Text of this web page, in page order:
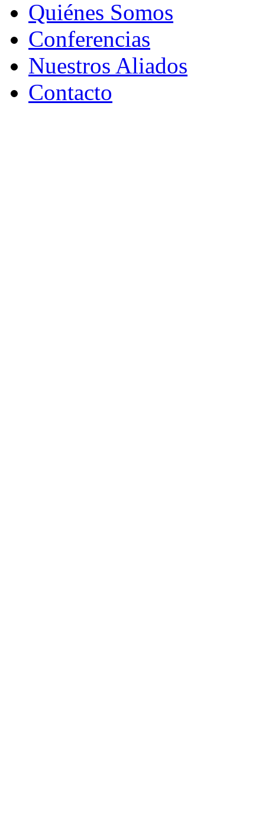
Quiénes Somos
Conferencias
Nuestros Aliados
Contacto